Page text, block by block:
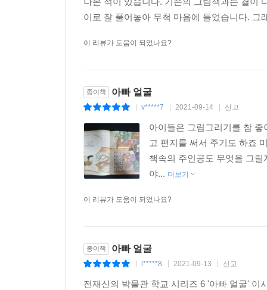
이로 잘 풀어놓아 무척 마음에 들었습니다. 그
이 리뷰가 도움이 되었나요?
종이책 아빠 얼굴
v*****7 2021-09-14 신고
아이들은 그림그리기를 참
고 편지를 써서 주기도 하죠
책속의 주인공도 무엇을 그
야... 더보기
이 리뷰가 도움이 되었나요?
종이책 아빠 얼굴
l*****8 2021-09-13 신고
전재신의 박물관 학교 시리즈 6 '아빠 얼굴' 이